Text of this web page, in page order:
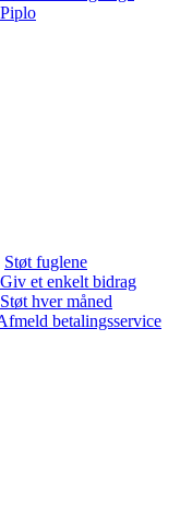
Piplo
Støt fuglene
Giv et enkelt bidrag
Støt hver måned
betalingsservice